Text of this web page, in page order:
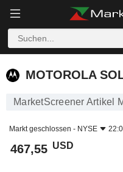
MOTOROLA
MarketScreener Artikel
Markt geschlossen - NYSE
467,55 USD